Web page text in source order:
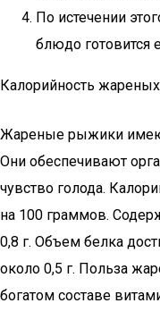
По истечении
блюдо готовится
Калорийность
Жареные рыжики
Они обеспечивают
чувство голода.
на 100 граммов.
0,8 г. Объем белка
около 0,5 г. Польза
богатом составе